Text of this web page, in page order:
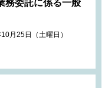
務委託に係る一般
月25日（土曜日）